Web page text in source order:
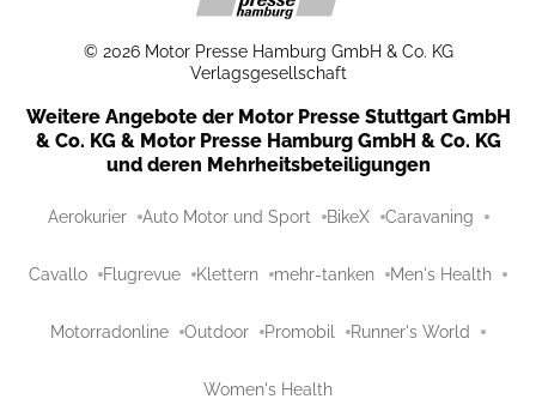
© 2026 Motor Presse Hamburg GmbH & Co. KG
Verlagsgesellschaft
Weitere Angebote der Motor Presse Stuttgart GmbH
& Co. KG & Motor Presse Hamburg GmbH & Co. KG
und deren Mehrheitsbeteiligungen
Aerokurier Auto Motor und Sport BikeX Caravaning
Cavallo Flugrevue Klettern mehr-tanken Men's Health
Motorradonline Outdoor Promobil Runner's World
Women's Health